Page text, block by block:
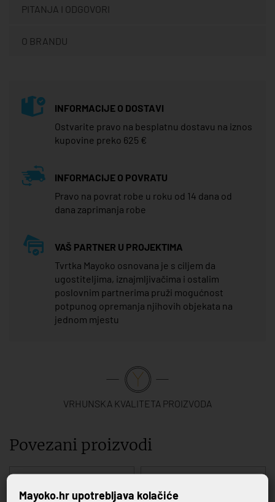
PITANJA I ODGOVORI
O BRANDU
INFORMACIJE O DOSTAVI
Ostvarite pravo na besplatnu dostavu na iznos
kupovine preko 625 €
INFORMACIJE O POVRATU
Pravo na povrat robe u roku od 14 dana od
dana zaprimanja robe
VAŠ PARTNER U PROJEKTIMA
Tvrtka Mayoko osnovana je s ciljem da
ugostiteljima, iznajmljivačima i ostalim
poslovnim partnerima pruži mogućnost
potpunog opremanja njihovih objekata na
jednom mjestu
VRHUNSKA KVALITETA PROIZVODA
Povezani proizvodi
Mayoko.hr upotrebljava kolačiće